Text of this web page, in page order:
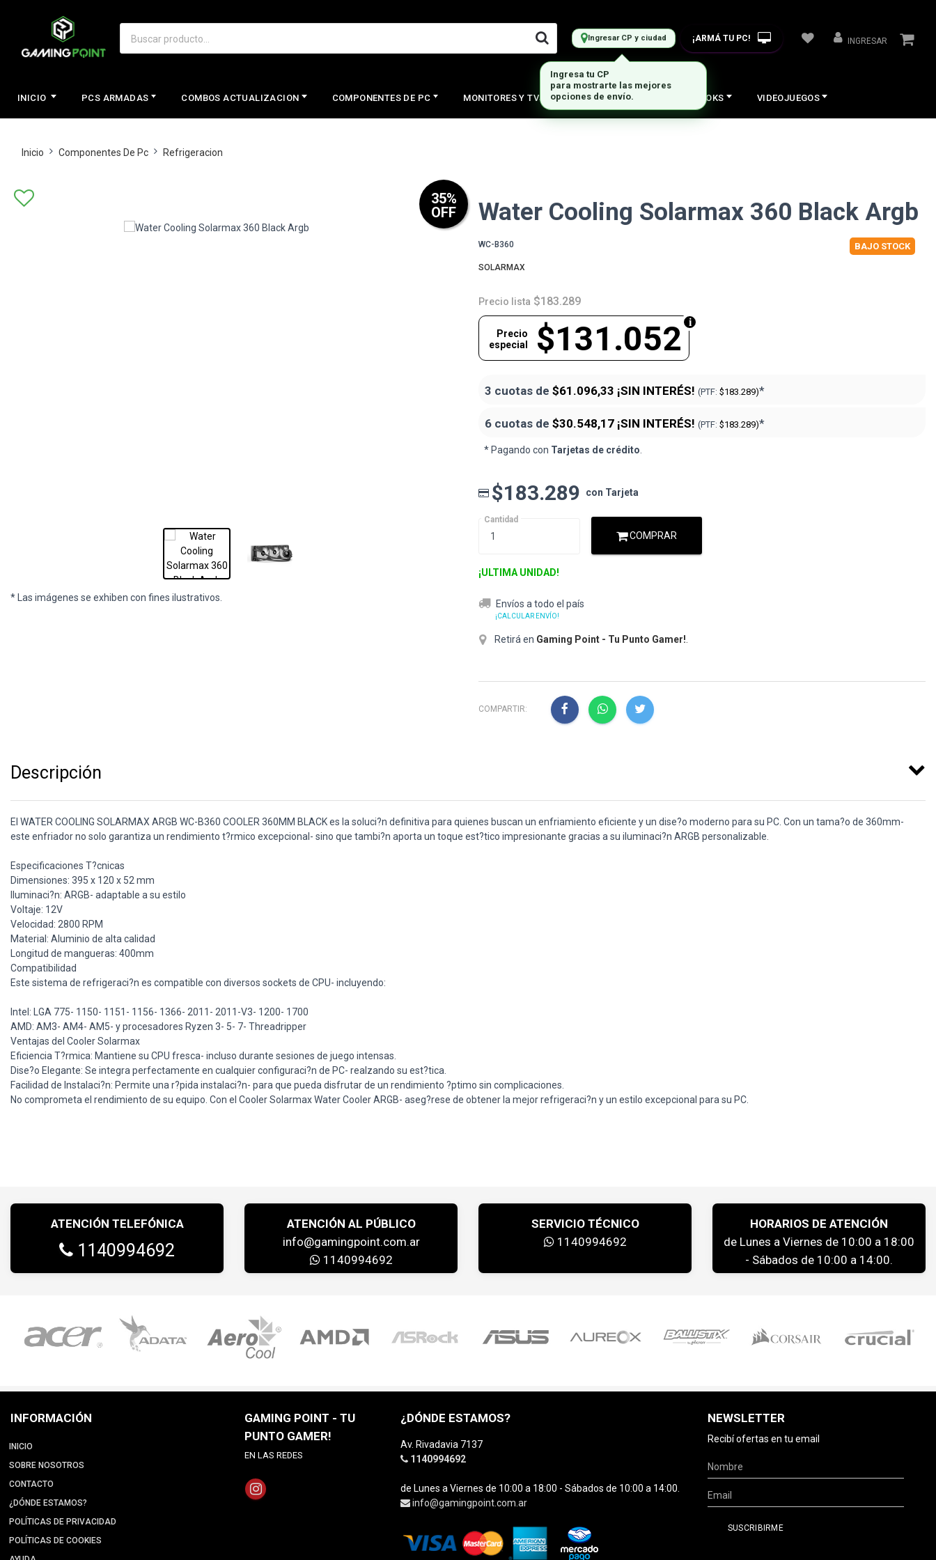
Ingresar CP y ciudad ¡ARMÁ TU PC! INGRESAR
INICIO PCS ARMADAS COMBOS ACTUALIZACION COMPONENTES DE PC MONITORES Y TVS PERIFERICOS NOTEBOOKS VIDEOJUEGOS
Inicio Componentes De Pc Refrigeracion
* Las imágenes se exhiben con fines ilustrativos.
Water Cooling Solarmax 360 Black Argb
WC-B360 BAJO STOCK
SOLARMAX
35%
OFF
Precio lista $183.289
$131.052
Precio
especial
3 cuotas de $61.096,33 ¡SIN INTERÉS! (PTF: $183.289)*
6 cuotas de $30.548,17 ¡SIN INTERÉS! (PTF: $183.289)*
* Pagando con Tarjetas de crédito
$183.289 con Tarjeta
Cantidad
COMPRAR
¡ULTIMA UNIDAD!
Envíos a todo el país
¡CALCULAR ENVÍO!
Retirá en Gaming Point - Tu Punto Gamer!
COMPARTIR:
Descripción
El WATER COOLING SOLARMAX ARGB WC-B360 COOLER 360MM BLACK es la soluci?n definitiva para quienes buscan un enfriamiento eficiente y un dise?o moderno para su PC. Con un tama?o de 360mm-
este enfriador no solo garantiza un rendimiento t?rmico excepcional- sino que tambi?n aporta un toque est?tico impresionante gracias a su iluminaci?n ARGB personalizable.
Especificaciones T?cnicas
Dimensiones: 395 x 120 x 52 mm
Iluminaci?n: ARGB- adaptable a su estilo
Voltaje: 12V
Velocidad: 2800 RPM
Material: Aluminio de alta calidad
Longitud de mangueras: 400mm
Compatibilidad
Este sistema de refrigeraci?n es compatible con diversos sockets de CPU- incluyendo:
Intel: LGA 775- 1150- 1151- 1156- 1366- 2011- 2011-V3- 1200- 1700
AMD: AM3- AM4- AM5- y procesadores Ryzen 3- 5- 7- Threadripper
Ventajas del Cooler Solarmax
Eficiencia T?rmica: Mantiene su CPU fresca- incluso durante sesiones de juego intensas.
Dise?o Elegante: Se integra perfectamente en cualquier configuraci?n de PC- realzando su est?tica.
Facilidad de Instalaci?n: Permite una r?pida instalaci?n- para que pueda disfrutar de un rendimiento ?ptimo sin complicaciones.
No comprometa el rendimiento de su equipo. Con el Cooler Solarmax Water Cooler ARGB- aseg?rese de obtener la mejor refrigeraci?n y un estilo excepcional para su PC.
ATENCIÓN TELEFÓNICA
1140994692
ATENCIÓN AL PÚBLICO
info@gamingpoint.com.ar
1140994692
SERVICIO TÉCNICO
1140994692
HORARIOS DE ATENCIÓN
de Lunes a Viernes de 10:00 a 18:00
- Sábados de 10:00 a 14:00.
INFORMACIÓN
INICIO
SOBRE NOSOTROS
CONTACTO
¿DÓNDE ESTAMOS?
POLÍTICAS DE PRIVACIDAD
POLÍTICAS DE COOKIES
GAMING POINT - TU
PUNTO GAMER!
EN LAS REDES
¿DÓNDE ESTAMOS?
Av. Rivadavia 7137
1140994692
de Lunes a Viernes de 10:00 a 18:00 - Sábados de 10:00 a 14:00.
info@gamingpoint.com.ar
NEWSLETTER
Recibí ofertas en tu email
Ingresa tu CP
para mostrarte las mejores
opciones de envío.